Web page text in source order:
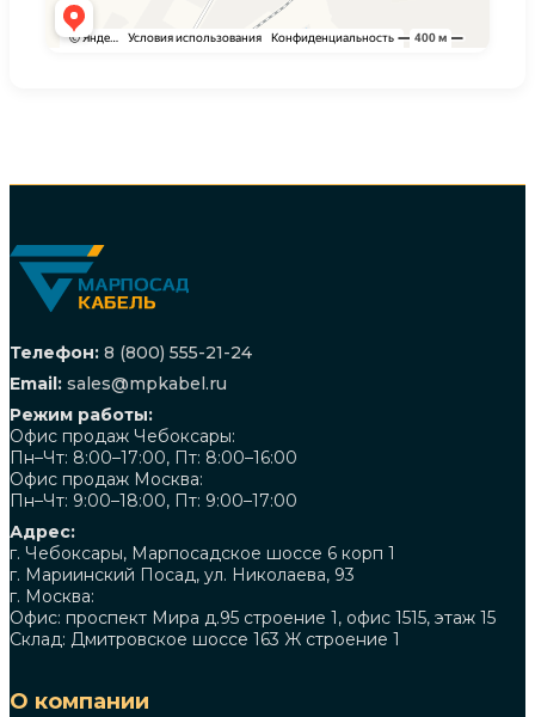
Телефон: 8 (800) 555-21-24
Email: sales@mpkabel.ru
Режим работы:
Офис продаж Чебоксары:
Пн–Чт: 8:00–17:00, Пт: 8:00–16:00
Офис продаж Москва:
Пн–Чт: 9:00–18:00, Пт: 9:00–17:00
Адрес:
г. Чебоксары, Марпосадское шоссе 6 корп 1
г. Мариинский Посад, ул. Николаева, 93
г. Москва:
Офис: проспект Мира д.95 строение 1, офис 1515, этаж 15
Склад: Дмитровское шоссе 163 Ж строение 1
О компании